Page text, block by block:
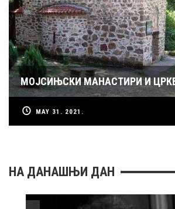
МОЈСИЊСКИ МАНАСТИРИ И
MAY 31. 2021.
НА ДАНАШЊИ ДАН